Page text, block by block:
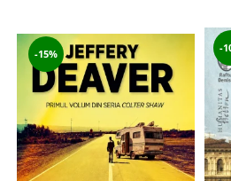
-15%
-